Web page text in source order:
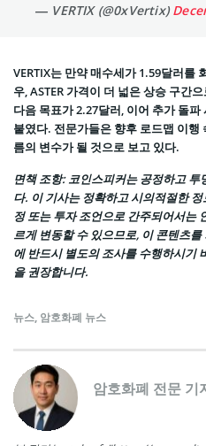
— VERTIX (@0xVertix)
VERTIX는 만약 매수세가 1.59달러를
우, ASTER 가격이 더 넓은 상승 구간
다음 목표가 2.27달러, 이어 추가 돌
붙였다. 전문가들은 향후 로드맵 이행
름의 변수가 될 것으로 보고 있다.
면책 조항: 코인스피커는 공정하고
다. 이 기사는 정확하고 시의적절한
정 또는 투자 조언으로 간주되어서는
르게 변동할 수 있으므로, 이 콘텐츠
에 반드시 별도의 조사를 수행하시기
을 권장합니다.
뉴스, 암호화폐 뉴스
암호화폐 전문 기